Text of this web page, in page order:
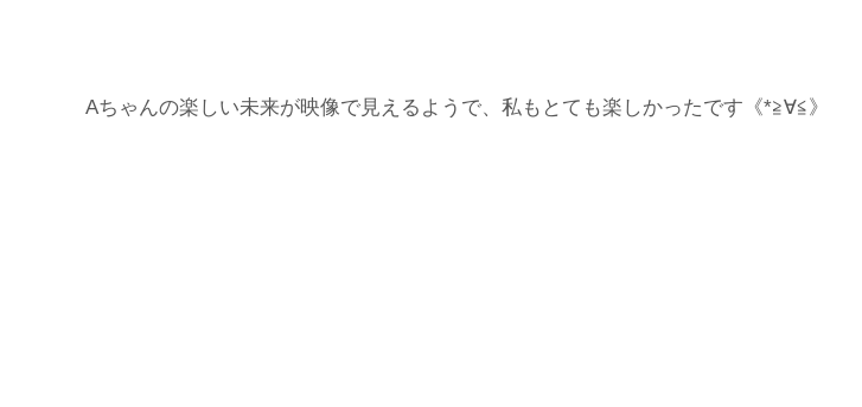
Aちゃんの楽しい未来が映像で見えるようで、私もとても楽しかったです《*≧∀≦》